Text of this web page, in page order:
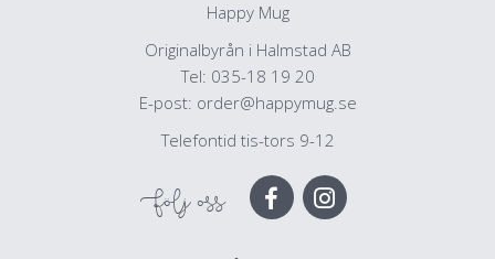
Happy Mug
Originalbyrån i Halmstad AB
Tel: 035-18 19 20
E-post: order@happymug.se
Telefontid tis-tors 9-12
Följ oss